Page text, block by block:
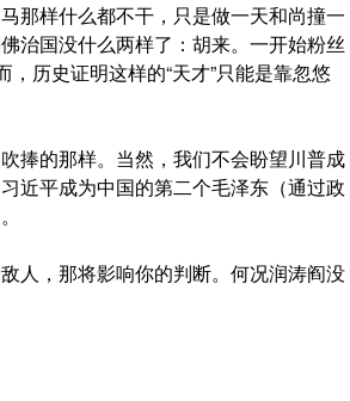
那样什么都不干，只是做一天和尚撞一
治国没什么两样了：胡来。一开始粉丝
历史证明这样的“天才”只能是靠忽悠
捧的那样。当然，我们不会盼望川普成
近平成为中国的第二个毛泽东（通过政
人，那将影响你的判断。何况润涛阎没